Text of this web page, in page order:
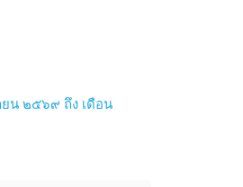
น ๒๕๖๙ ถึง เดือน